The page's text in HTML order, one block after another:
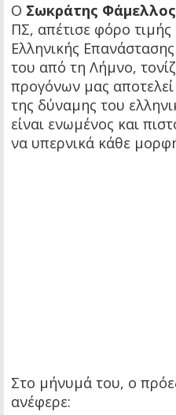
Ο Σωκράτης Φάμελλος
ΠΣ, απέτισε φόρο
Ελληνικής
του από τη Λήμνο,
προγόνων μας
της δύναμης του
είναι ενωμένος και
να υπερνικά κάθε
Στο μήνυμά του, ο
ανέφερε: